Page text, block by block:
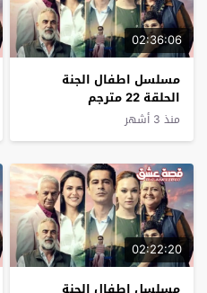
02:36:06
مسلسل اطفال الجنة
الحلقة 22 مترجم
منذ 3 أشهر
02:22:20